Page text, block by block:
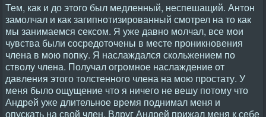
Тем, как и до этого был медленный, неспешащий. Антон
замолчал и как загипнотизированный смотрел на то как
мы занимаемся сексом. Я уже давно молчал, все мои
чувства были сосредоточены в месте проникновения
члена в мою попку. Я наслаждался скольжением по
стволу члена. Получал огромное наслаждение от
давления этого толстенного члена на мою простату. У
меня было ощущение что я ничего не вешу потому что
Андрей уже длительное время поднимал меня и
опускать на свой член. Вдруг Андрей прижал меня к себе